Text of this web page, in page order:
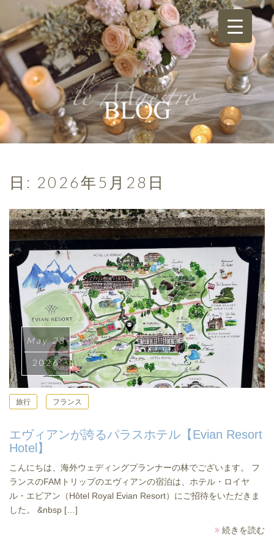
日: 2026年5月28日
May 28
2026
旅行 フランス
エヴィアンが誇るパラスホテル【Evian Resort
Hotel】
こんにちは、海外ウェディングプランナーの林でございます。 フ
ランスのFAMトリップのエヴィアンの宿泊は、ホテル・ロイヤ
ル・エビアン（Hôtel Royal Evian Resort）にご招待をいただきま
した。 &nbsp […]
続きを読む